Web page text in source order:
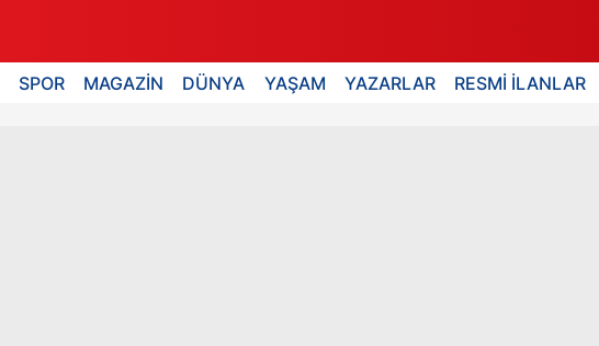
SPOR MAGAZİN DÜNYA YAŞAM YAZARLAR RESMİ İLANLAR